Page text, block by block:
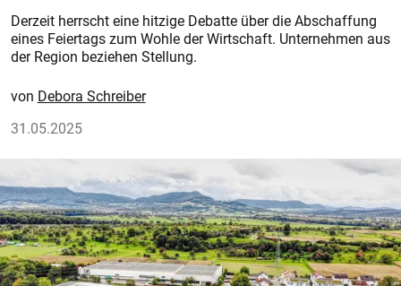
Derzeit herrscht eine hitzige Debatte über die Abschaffung
eines Feiertags zum Wohle der Wirtschaft. ­Unternehmen aus
der Region beziehen Stellung.
Debora Schreiber
31.05.2025